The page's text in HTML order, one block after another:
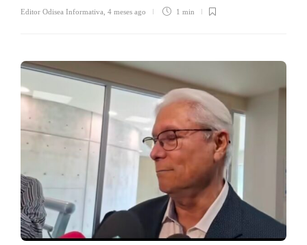
Editor Odisea Informativa 4 meses ago 1 min